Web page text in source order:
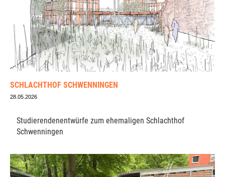
SCHLACHTHOF SCHWENNINGEN
28.05.2026
Studierendenentwürfe zum ehemaligen Schlachthof
Schwenningen